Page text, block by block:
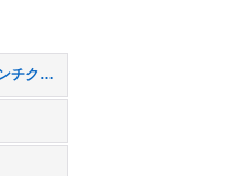
タブレット（８インチクラス）